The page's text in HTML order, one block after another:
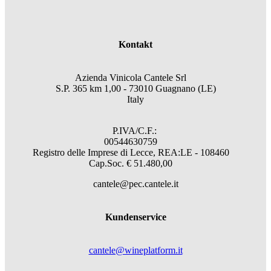
Kontakt
Azienda Vinicola Cantele Srl
S.P. 365 km 1,00 - 73010 Guagnano (LE)
Italy
P.IVA/C.F.:
00544630759
Registro delle Imprese di Lecce, REA:LE - 108460
Cap.Soc. € 51.480,00
cantele@pec.cantele.it
Kundenservice
cantele@wineplatform.it